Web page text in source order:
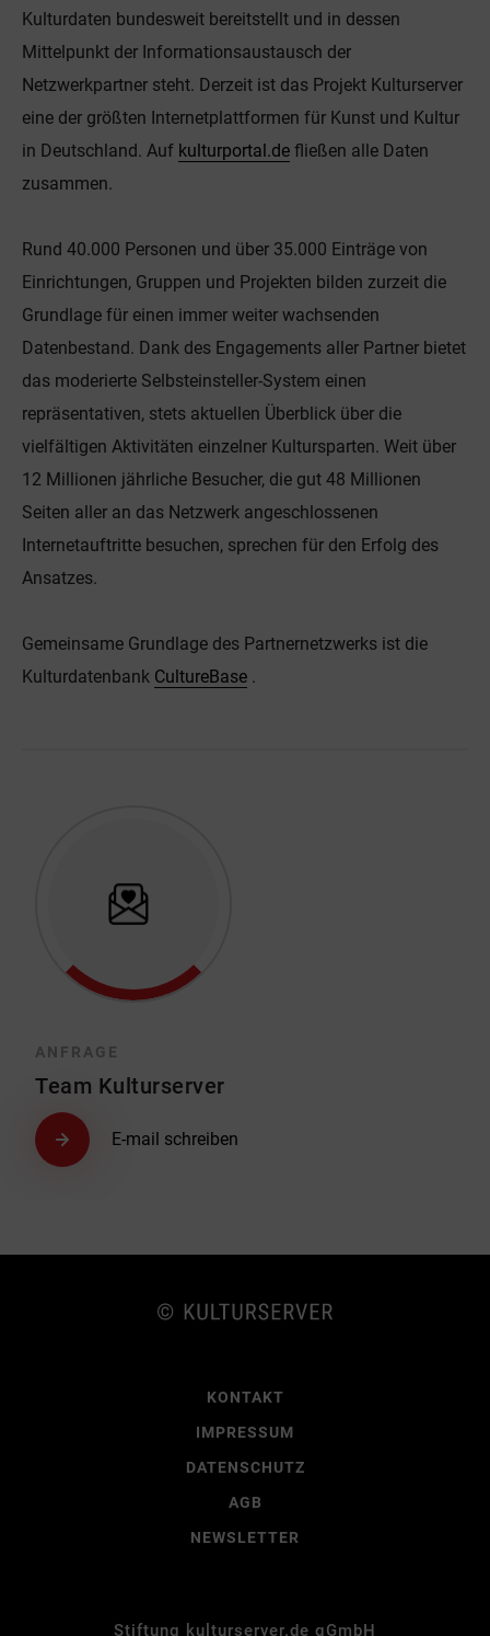
Kulturdaten bundesweit bereitstellt und in dessen
Mittelpunkt der Informationsaustausch der
Netzwerkpartner steht. Derzeit ist das Projekt Kulturserver
eine der größten Internetplattformen für Kunst und Kultur
in Deutschland. Auf kulturportal.de fließen alle Daten
zusammen.
Rund 40.000 Personen und über 35.000 Einträge von
Einrichtungen, Gruppen und Projekten bilden zurzeit die
Grundlage für einen immer weiter wachsenden
Datenbestand. Dank des Engagements aller Partner bietet
das moderierte Selbsteinsteller-System einen
repräsentativen, stets aktuellen Überblick über die
vielfältigen Aktivitäten einzelner Kultursparten. Weit über
12 Millionen jährliche Besucher, die gut 48 Millionen
Seiten aller an das Netzwerk angeschlossenen
Internetauftritte besuchen, sprechen für den Erfolg des
Ansatzes.
Gemeinsame Grundlage des Partnernetzwerks ist die
Kulturdatenbank CultureBase .
ANFRAGE
Team Kulturserver
E-mail schreiben
KONTAKT
IMPRESSUM
DATENSCHUTZ
AGB
NEWSLETTER
Stiftung kulturserver.de gGmbH